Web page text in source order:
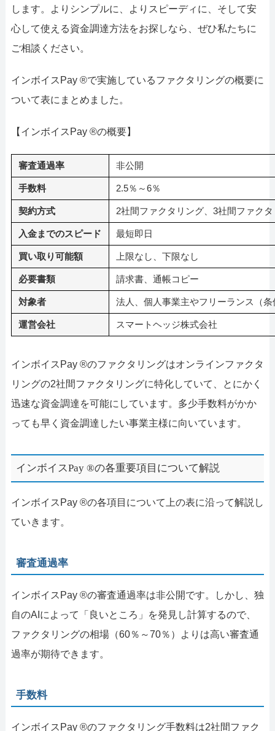
します。よりシンプルに、よりスピーディに、そして安
心して使える資金調達方法をお探しなら、ぜひ私たちに
ご相談ください。
インボイスPay ®で実施しているファクタリングの概要に
ついて表にまとめました。
【インボイスPay ®の概要】
審査通過率 非公開
手数料 2.5％～6％
契約方式 2社間ファクタリング、3社間ファク
入金までのスピード 最短即日
買い取り可能額 上限なし、下限なし
必要書類 請求書、通帳コピー
対象者 法人、個人事業主やフリーランス（条
運営会社 スマートヘッジ株式会社
インボイスPay ®のファクタリングはオンラインファクタ
リングの2社間ファクタリングに特化していて、とにかく
迅速な資金調達を可能にしています。多少手数料がかか
っても早く資金調達したい事業主様に向いています。
インボイスPay ®の各重要項目について解説
インボイスPay ®の各項目について上の表に沿って解説し
ていきます。
審査通過率
インボイスPay ®の審査通過率は非公開です。しかし、独
自のAIによって「良いところ」を発見し計算するので、
ファクタリングの相場（60％～70％）よりは高い審査通
過率が期待できます。
手数料
インボイスPay ®のファクタリング手数料は2社間ファク